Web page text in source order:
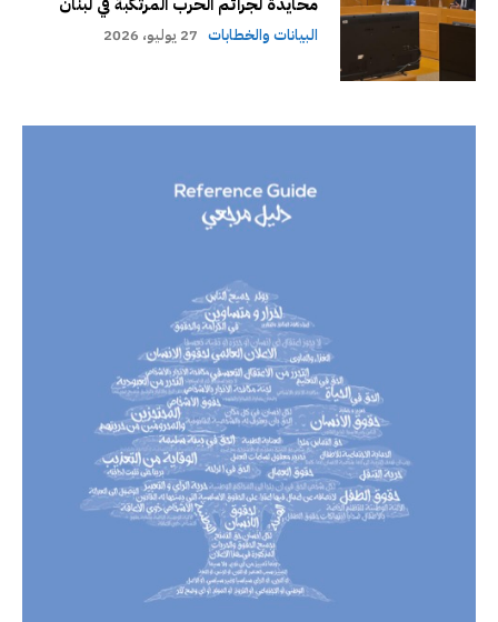
البيانات والخطابات 27 يوليو، 2026